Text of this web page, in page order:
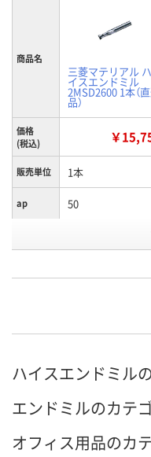
商品名
三菱マテリアル ハ
イスエンドミル
2MSD2600 1本（
品）
価格
(税込)
￥
販売単位 1本
ap 50
在庫 直送品
お届け日 8月21日（金）まで
数量
カゴへ
ハイスエンドミル
エンドミルのカテ
オフィス用品のカ